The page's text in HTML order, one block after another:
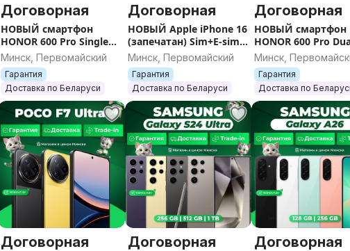
Договорная
НОВЫЙ смартфон
HONOR 600 Pro Single
SIM (запечатан) /
Гарантия / Все цвета /
Память
Минск, Первомайский
Гарантия
Доставка по Беларуси
Договорная
НОВЫЙ Apple iPhone 16
(запечатан) Sim+E-sim /
Гарантия / Все цвета /
Память
Минск, Первомайский
Гарантия
Доставка по Беларуси
Договорная
НОВЫЙ смартфон
HONOR 600 Pro
(запечатан) /
/ Все цвета /
Минск,
Гарантия
Доставка по
Договорная Договорная Договорная